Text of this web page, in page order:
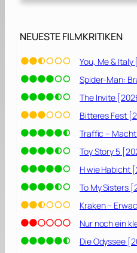
NEUESTE FILMKRITIKEN
You, Me &
Spider-Man:
The Invite
Bitteres Fest
Traffic –
Toy Story 5
H wie Habicht
To My Sisters
Kraken –
Nur noch ein
Die Odyssee